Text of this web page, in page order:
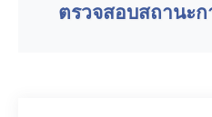
ตรวจสอบสถานะก